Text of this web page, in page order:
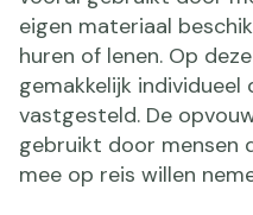
eigen materiaal
huren of lenen. Op
gemakkelijk
vastgesteld. De
gebruikt door mensen
mee op reis willen